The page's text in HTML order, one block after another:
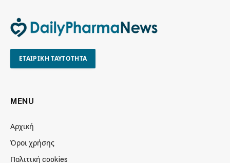
ΕΤΑΙΡΙΚΗ ΤΑΥΤΟΤΗΤΑ
MENU
Αρχική
Όροι χρήσης
Πολιτική cookies